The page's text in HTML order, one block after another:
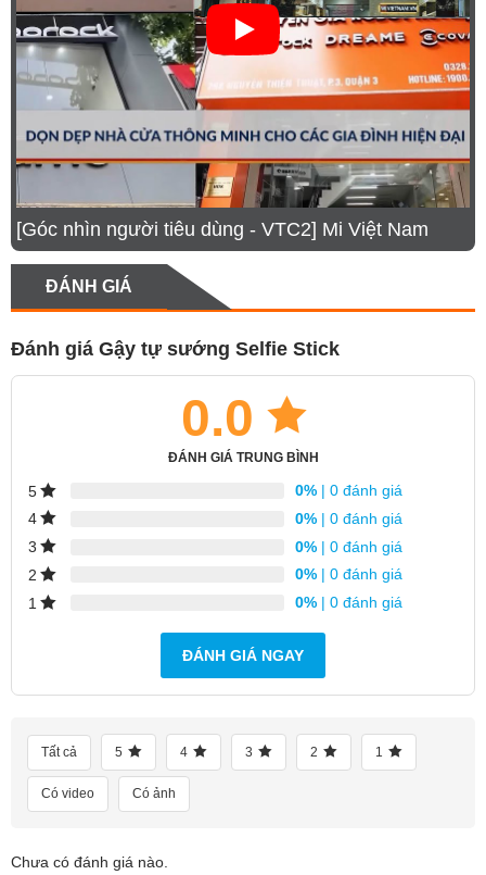
[Góc nhìn người tiêu dùng - VTC2] Mi Việt Nam
ĐÁNH GIÁ
Đánh giá Gậy tự sướng Selfie Stick
0.0
ĐÁNH GIÁ TRUNG BÌNH
5 0% | 0 đánh giá
4
0% | 0 đánh giá
3
0% | 0 đánh giá
2
0% | 0 đánh giá
1
0% | 0 đánh giá
ĐÁNH GIÁ NGAY
Tất cả 5 4 3 2 1
Có video Có ảnh
Chưa có đánh giá nào.